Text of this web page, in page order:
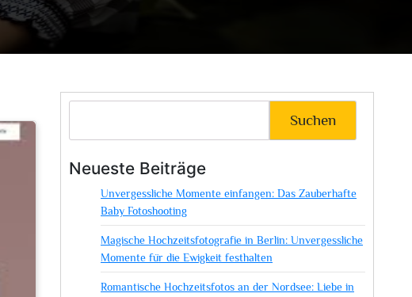
Suchen
Neueste Beiträge
Unvergessliche Momente einfangen: Das Zauberhafte
Baby Fotoshooting
Magische Hochzeitsfotografie in Berlin: Unvergessliche
Momente für die Ewigkeit festhalten
Romantische Hochzeitsfotos an der Nordsee: Liebe in